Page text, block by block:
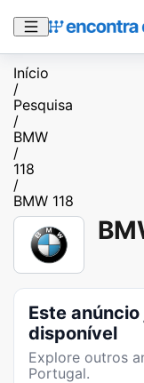
Início
/
Pesquisa
/
BMW
/
118
/
BMW 118
Este
disponível
Explore outros
Portugal.